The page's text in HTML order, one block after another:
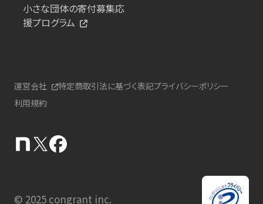
小さな団体の寄付募集応
援プログラム
運営会社 特定商取引法に基づく表記プライバシーポリシー
利用規約
© 2025 congrant inc.